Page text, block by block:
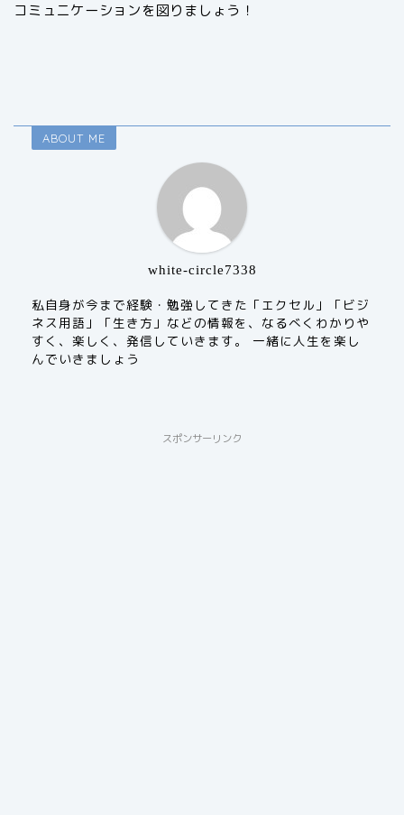
コミュニケーションを図りましょう！
ABOUT ME
white-circle7338
私自身が今まで経験・勉強してきた「エクセル」「ビジ
ネス用語」「生き方」などの情報を、なるべくわかりや
すく、楽しく、発信していきます。 一緒に人生を楽し
んでいきましょう
スポンサーリンク